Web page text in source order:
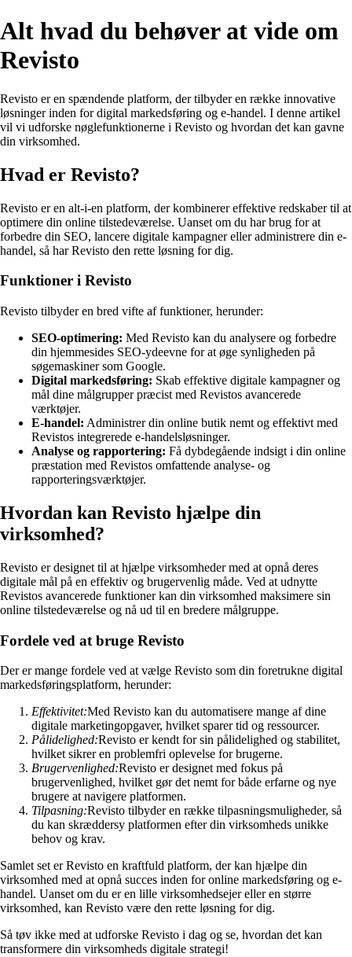
Alt hvad du behøver at vide om
Revisto
Revisto er en spændende platform, der tilbyder en række innovative
løsninger inden for digital markedsføring og e-handel. I denne artikel
vil vi udforske nøglefunktionerne i Revisto og hvordan det kan gavne
din virksomhed.
Hvad er Revisto?
Revisto er en alt-i-en platform, der kombinerer effektive redskaber til at
optimere din online tilstedeværelse. Uanset om du har brug for at
forbedre din SEO, lancere digitale kampagner eller administrere din e-
handel, så har Revisto den rette løsning for dig.
Funktioner i Revisto
Revisto tilbyder en bred vifte af funktioner, herunder:
SEO-optimering: Med Revisto kan du analysere og forbedre
din hjemmesides SEO-ydeevne for at øge synligheden på
søgemaskiner som Google.
Digital markedsføring: Skab effektive digitale kampagner og
mål dine målgrupper præcist med Revistos avancerede
værktøjer.
E-handel: Administrer din online butik nemt og effektivt med
Revistos integrerede e-handelsløsninger.
Analyse og rapportering: Få dybdegående indsigt i din online
præstation med Revistos omfattende analyse- og
rapporteringsværktøjer.
Hvordan kan Revisto hjælpe din
virksomhed?
Revisto er designet til at hjælpe virksomheder med at opnå deres
digitale mål på en effektiv og brugervenlig måde. Ved at udnytte
Revistos avancerede funktioner kan din virksomhed maksimere sin
online tilstedeværelse og nå ud til en bredere målgruppe.
Fordele ved at bruge Revisto
Der er mange fordele ved at vælge Revisto som din foretrukne digital
markedsføringsplatform, herunder:
Effektivitet:Med Revisto kan du automatisere mange af dine
digitale marketingopgaver, hvilket sparer tid og ressourcer.
Pålidelighed:Revisto er kendt for sin pålidelighed og stabilitet,
hvilket sikrer en problemfri oplevelse for brugerne.
Brugervenlighed:Revisto er designet med fokus på
brugervenlighed, hvilket gør det nemt for både erfarne og nye
brugere at navigere platformen.
Tilpasning:Revisto tilbyder en række tilpasningsmuligheder, så
du kan skræddersy platformen efter din virksomheds unikke
behov og krav.
Samlet set er Revisto en kraftfuld platform, der kan hjælpe din
virksomhed med at opnå succes inden for online markedsføring og e-
handel. Uanset om du er en lille virksomhedsejer eller en større
virksomhed, kan Revisto være den rette løsning for dig.
Så tøv ikke med at udforske Revisto i dag og se, hvordan det kan
transformere din virksomheds digitale strategi!